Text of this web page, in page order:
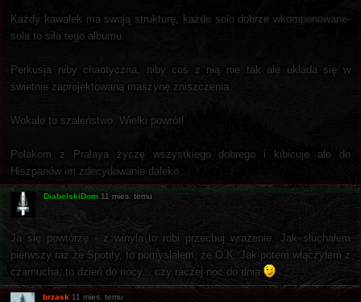
Każdy kawałek ma swoją strukturę, każde solo dobrze wkomponowane-
sola to siła tego albumu.
Perkusja niby chaotyczna, niby coś z nią nie tak ale układa się w
świetnie zaprojektowaną maszynę zniszczenia.
Wokale to szaleństwo. Wielki powrót!
Polakom z Pralaya życzę wszystkiego dobrego i kibicuje ale do
Hiszpanów im zdecydowanie daleko.
DiabelskiDom 11 mies. temu
Ja się powtórzę - z winyla to robi przechuj wrażenie. Jak słuchałem
pierwszy raz ze Spotify, to pomyślałem, że O.K. Jak potem włączyłem z
czarnucha, to dzień do nocy... czy raczej noc do dnia
brzask 11 mies. temu